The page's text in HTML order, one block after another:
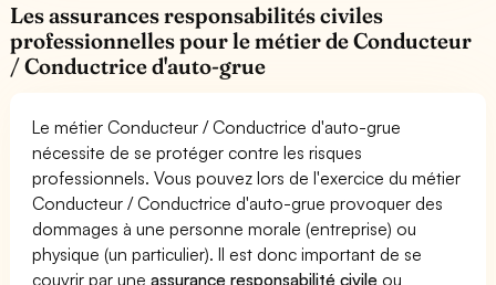
Les assurances responsabilités civiles
professionnelles pour le métier de Conducteur
/ Conductrice d'auto-grue
Le métier Conducteur / Conductrice d'auto-grue
nécessite de se protéger contre les risques
professionnels. Vous pouvez lors de l'exercice du métier
Conducteur / Conductrice d'auto-grue provoquer des
dommages à une personne morale (entreprise) ou
physique (un particulier). Il est donc important de se
couvrir par uneassurance responsabilité civile ou